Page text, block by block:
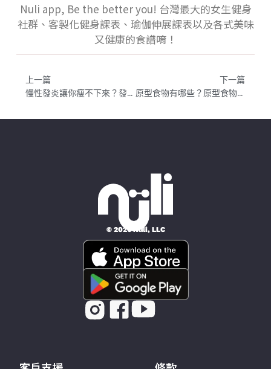
Nuli app, Be the better you! 台灣最大的女生健身
社群、客製化健身課表、瑜伽伸展課表以及各式美味
又健康的食譜唷！
上一篇
慢性發炎讓你瘦不下來？發炎不能吃什麼？對抗慢性發炎最有效的食物｜抗發炎的食物清單
下一篇
原型食物有哪些？原型食物能幫助減肥？原型食物推薦菜單
© 2026 Nüli, LLC